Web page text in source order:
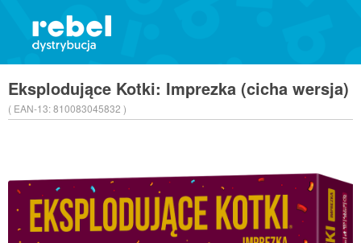
Eksplodujące Kotki: Imprezka (cicha wersja)
( EAN-13:810083045832 )